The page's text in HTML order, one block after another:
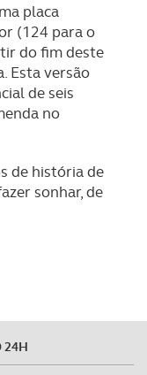
placa
(124 para o
do fim deste
Esta versão
de seis
no
de história de
sonhar, de
24H